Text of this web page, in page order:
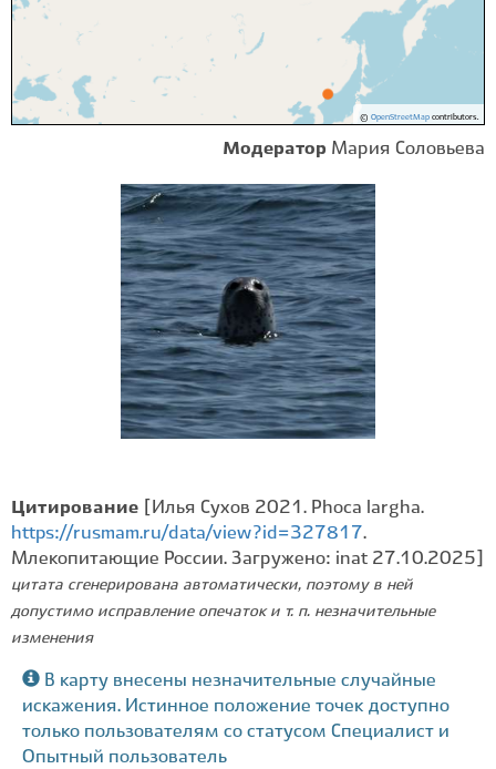
© OpenStreetMapcontributors.
Модератор Мария Соловьева
Цитирование
[Илья Сухов 2021. Phoca largha.
https://rusmam.ru/data/view?id=327817.
Млекопитающие России. Загружено: inat 27.10.2025]
цитата сгенерирована автоматически, поэтому в ней
допустимо исправление опечаток и т. п. незначительные
изменения
В карту внесены незначительные случайные
искажения. Истинное положение точек доступно
только пользователям со статусом Специалист и
Опытный пользователь